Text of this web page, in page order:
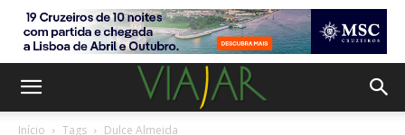
Início Tags Dulce Almeida